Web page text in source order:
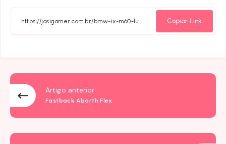
FacebookTwitter
LinkedinEmail
Copiar Link
Artigo anterior
Fastback Abarth Flex